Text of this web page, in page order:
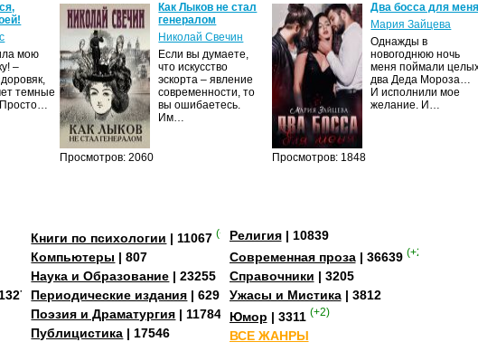
мою
–
темные
Просмотров: 2060
Как Лыков не стал
генералом
Николай Свечин
Если вы думаете,
что искусство
эскорта – явление
современности, то
вы ошибаетесь.
Им…
Просмотров: 1848
Два босса для меня
Мария Зайцева
Однажды в
новогоднюю ночь
меня поймали целых
два Деда Мороза…
И исполнили мое
желание. И…
Книги по психологии | 11067 (+2)
Компьютеры | 807
Наука и Образование | 23255
Периодические издания | 629
Поэзия и Драматургия | 11784
Публицистика | 17546
Религия| 10839
Современная проза| 36639 (+2)
Справочники | 3205
Ужасы и Мистика| 3812
Юмор | 3311 (+2)
ВСЕ ЖАНРЫ